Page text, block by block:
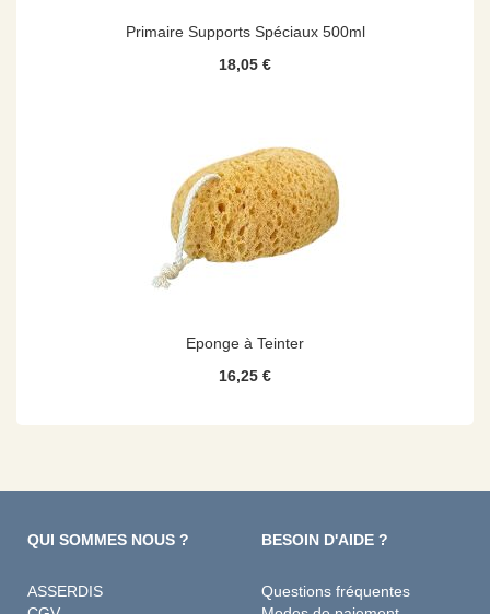
Primaire Supports Spéciaux 500ml
18,05 €
Eponge à Teinter
16,25 €
QUI SOMMES NOUS ?
ASSERDIS
BESOIN D'AIDE ?
Questions fréquentes